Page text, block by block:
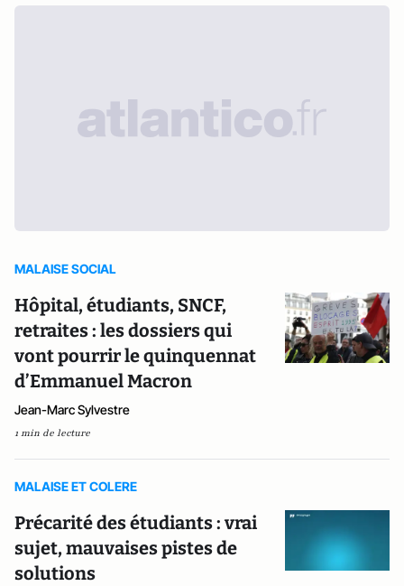
MALAISE SOCIAL
Hôpital, étudiants, SNCF,
retraites : les dossiers qui
vont pourrir le quinquennat
d’Emmanuel Macron
Jean-Marc Sylvestre
1 min de lecture
MALAISE ET COLERE
Précarité des étudiants : vrai
sujet, mauvaises pistes de
solutions